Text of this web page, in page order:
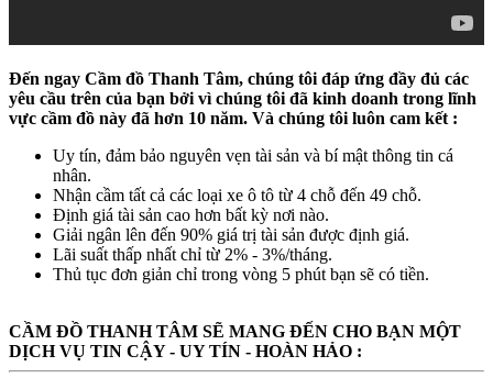
Đến ngay Cầm đồ Thanh Tâm, chúng tôi đáp ứng đầy đủ các
yêu cầu trên của bạn bởi vì chúng tôi đã kinh doanh trong lĩnh
vực cầm đồ này đã hơn 10 năm. Và chúng tôi luôn cam kết :
Uy tín, đảm bảo nguyên vẹn tài sản và bí mật thông tin cá
nhân.
Nhận cầm tất cả các loại xe ô tô từ 4 chỗ đến 49 chỗ.
Định giá tài sản cao hơn bất kỳ nơi nào.
Giải ngân lên đến 90% giá trị tài sản được định giá.
Lãi suất thấp nhất chỉ từ 2% - 3%/tháng.
Thủ tục đơn giản chỉ trong vòng 5 phút bạn sẽ có tiền.
CẦM ĐỒ THANH TÂM SẼ MANG ĐẾN CHO BẠN MỘT
DỊCH VỤ TIN CẬY - UY TÍN - HOÀN HẢO :